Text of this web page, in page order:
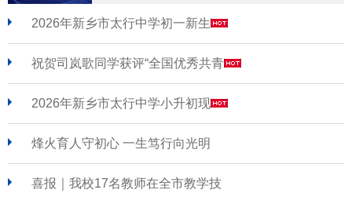
2026年新乡市太行中学初一新生
祝贺司岚歌同学获评“全国优秀共青
2026年新乡市太行中学小升初现
烽火育人守初心 一生笃行向光明
喜报｜我校17名教师在全市教学技